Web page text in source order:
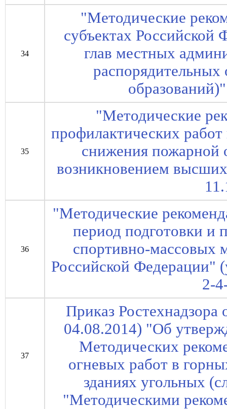
34
"Методические
субъектах Российской
глав местных
35
"Методические
профилактических работ
снижения пожарной
возникновением
36
"Методические
период подготовки и
спортивно-массовых
Российской Федерации"
2-
37
Приказ
04.08.2014) "Об
Методических
огневых работ в
зданиях угольных
"Методическими